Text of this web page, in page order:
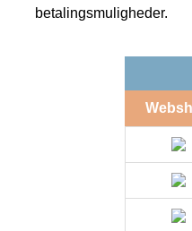
betalingsmuligheder.